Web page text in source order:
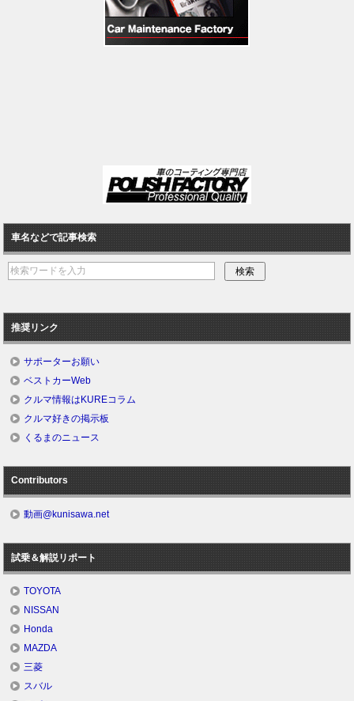
車名などで記事検索
推奨リンク
サポーターお願い
ベストカーWeb
クルマ情報はKUREコラム
クルマ好きの掲示板
くるまのニュース
Contributors
動画@kunisawa.net
試乗＆解説リポート
TOYOTA
NISSAN
Honda
MAZDA
三菱
スバル